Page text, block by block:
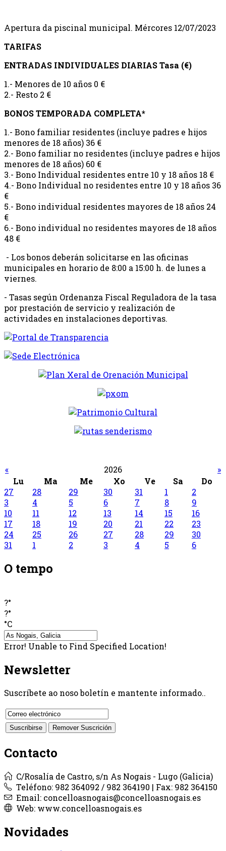
Apertura da piscinal municipal. Mércores 12/07/2023
TARIFAS
ENTRADAS INDIVIDUALES DIARIAS Tasa (€)
1.- Menores de 10 años 0 €
2.- Resto 2 €
BONOS TEMPORADA COMPLETA*
1.- Bono familiar residentes (incluye padres e hijos
menores de 18 años) 36 €
2.- Bono familiar no residentes (incluye padres e hijos
menores de 18 años) 60 €
3.- Bono Individual residentes entre 10 y 18 años 18 €
4.- Bono Individual no residentes entre 10 y 18 años 36
€
5.- Bono individual residentes mayores de 18 años 24
€
6.- Bono individual no residentes mayores de 18 años
48 €
- Los bonos deberán solicitarse en las oficinas
municipales en horario de 8:00 a 15:00 h. de lunes a
viernes.
- Tasas según Ordenanza Fiscal Reguladora de la tasa
por prestación de servicio y realización de
actividades en instalaciones deportivas.
« 2026
»
Lu
Ma Me Xo Ve Sa
Do
27
28 29 30 31 1
2
3
4 5 6 7 8
9
10
11 12 13 14 15
16
17
18 19 20 21 22
23
24
25 26 27 28 29
30
31
1 2 3 4 5 6
O tempo
?°
?°
°C
Error! Unable to Find Specified Location!
Newsletter
Suscríbete ao noso boletín e mantente informado..
Contacto
C/Rosalía de Castro, s/n As Nogais - Lugo (Galicia)
Teléfono: 982 364092 / 982 364190 | Fax: 982 364150
Email: concelloasnogais@concelloasnogais.es
Web: www.concelloasnogais.es
Novidades